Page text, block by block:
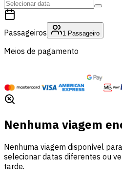
Passageiros 1 Passageiro
Meios de pagamento
Nenhuma viagem
Nenhuma viagem disponível
selecionar datas diferentes ou
tarde.